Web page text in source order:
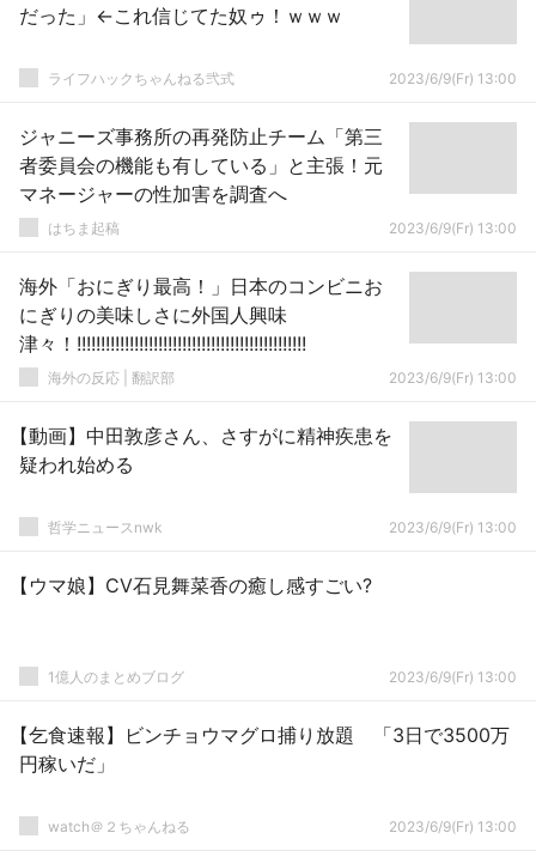
だった」←これ信じてた奴ゥ！ｗｗｗ
ライフハックちゃんねる弐式 2023/6/9(Fr) 13:00
ジャニーズ事務所の再発防止チーム「第三
者委員会の機能も有している」と主張！元
マネージャーの性加害を調査へ
はちま起稿 2023/6/9(Fr) 13:00
海外「おにぎり最高！」日本のコンビニお
にぎりの美味しさに外国人興味
津々！!!!!!!!!!!!!!!!!!!!!!!!!!!!!!!!!!!!!!!!!!!!!!!!!
海外の反応 | 翻訳部 2023/6/9(Fr) 13:00
【動画】中田敦彦さん、さすがに精神疾患を
疑われ始める
哲学ニュースnwk 2023/6/9(Fr) 13:00
【ウマ娘】CV石見舞菜香の癒し感すごい?
1億人のまとめブログ 2023/6/9(Fr) 13:00
【乞食速報】ビンチョウマグロ捕り放題 「3日で3500万
円稼いだ」
watch＠２ちゃんねる 2023/6/9(Fr) 13:00